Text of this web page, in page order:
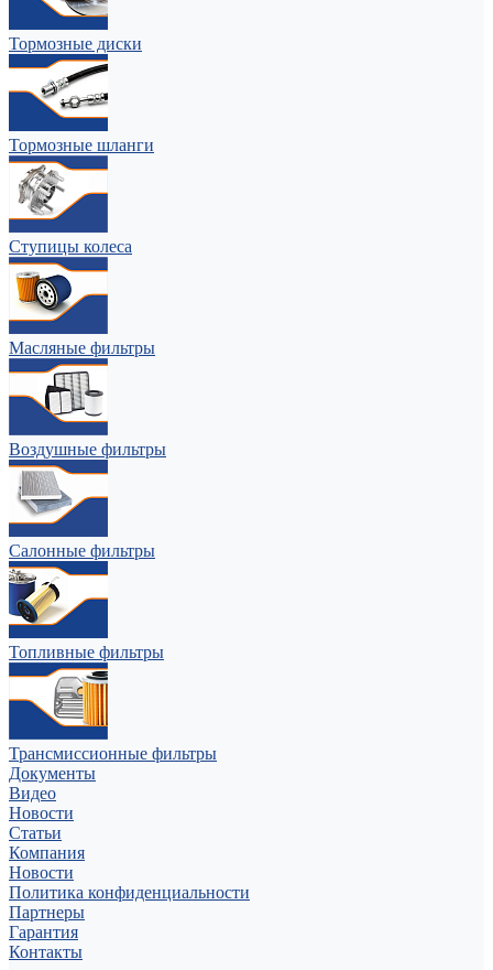
Тормозные диски
Тормозные шланги
Ступицы колеса
Масляные фильтры
Воздушные фильтры
Салонные фильтры
Топливные фильтры
Трансмиссионные фильтры
Документы
Видео
Новости
Статьи
Компания
Новости
Политика конфиденциальности
Партнеры
Гарантия
Контакты